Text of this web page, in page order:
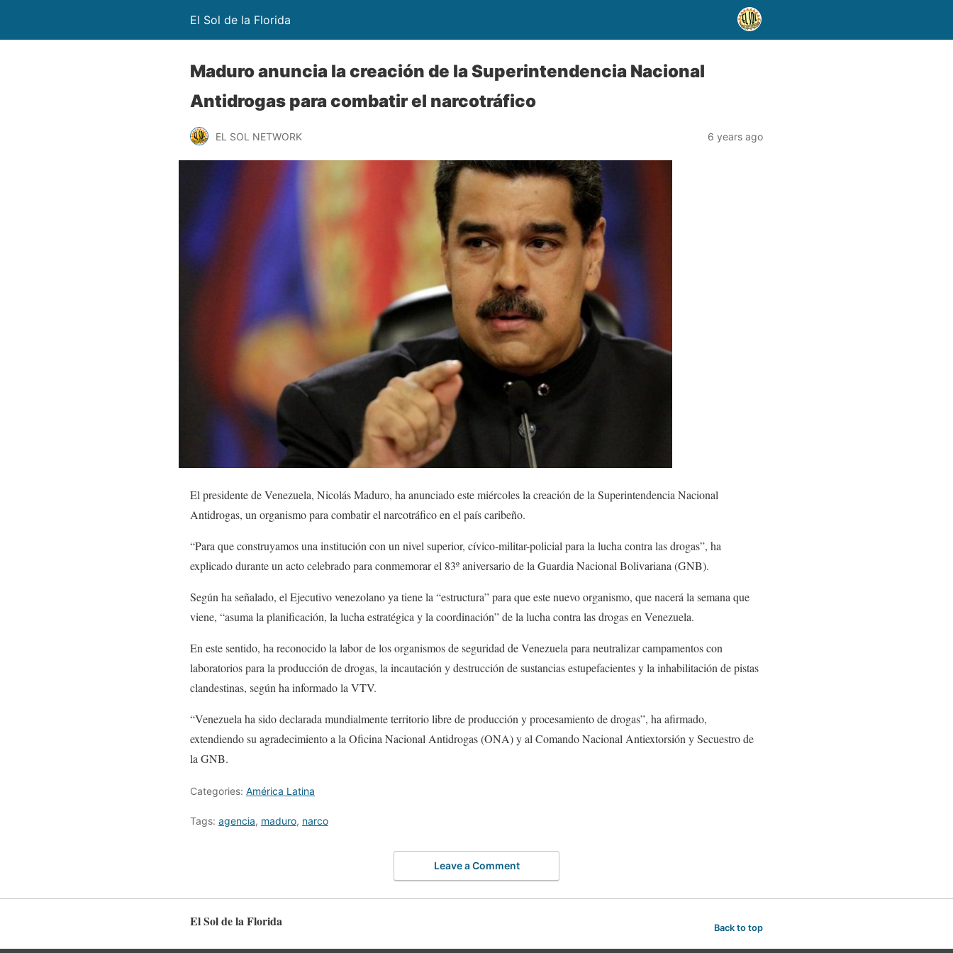
El Sol de la Florida
Maduro anuncia la creación de la Superintendencia Nacional
Antidrogas para combatir el narcotráfico
EL SOL NETWORK 6 years ago
El presidente de Venezuela, Nicolás Maduro, ha anunciado este miércoles la creación de la Superintendencia Nacional
Antidrogas, un organismo para combatir el narcotráfico en el país caribeño.
“Para que construyamos una institución con un nivel superior, cívico-militar-policial para la lucha contra las drogas”, ha
explicado durante un acto celebrado para conmemorar el 83º aniversario de la Guardia Nacional Bolivariana (GNB).
Según ha señalado, el Ejecutivo venezolano ya tiene la “estructura” para que este nuevo organismo, que nacerá la semana que
viene, “asuma la planificación, la lucha estratégica y la coordinación” de la lucha contra las drogas en Venezuela.
En este sentido, ha reconocido la labor de los organismos de seguridad de Venezuela para neutralizar campamentos con
laboratorios para la producción de drogas, la incautación y destrucción de sustancias estupefacientes y la inhabilitación de pistas
clandestinas, según ha informado la VTV.
“Venezuela ha sido declarada mundialmente territorio libre de producción y procesamiento de drogas”, ha afirmado,
extendiendo su agradecimiento a la Oficina Nacional Antidrogas (ONA) y al Comando Nacional Antiextorsión y Secuestro de
la GNB.
Categories: América Latina
Tags: agencia, maduro, narco
Leave a Comment
El Sol de la Florida Back to top